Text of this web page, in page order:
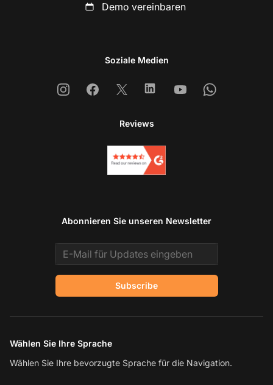
Demo vereinbaren
Soziale Medien
InstagramFacebook
X LinkedinYoutubeWhatsapp
Reviews
Abonnieren Sie unseren Newsletter
Email address
Subscribe
Wählen Sie Ihre Sprache
Wählen Sie Ihre bevorzugte Sprache für die Navigation.